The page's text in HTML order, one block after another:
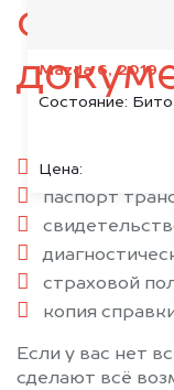
Mazda 6, 2019
Состояние:
Цена:
паспорт
паспорт
страховой
копия
Если у вас нет
сделают всё